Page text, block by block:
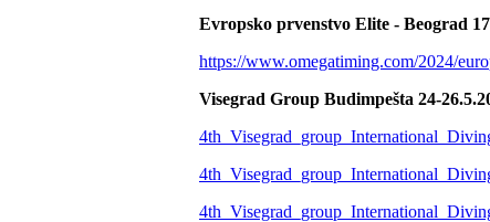
Evropsko prvenstvo Elite - Beograd
https://www.omegatiming.com/2024/
Visegrad Group Budimpešta 24-